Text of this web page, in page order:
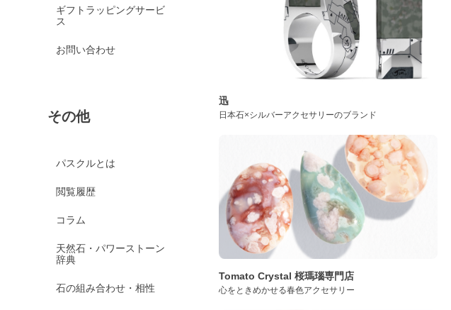
ギフトラッピングサービ
ス
お問い合わせ
その他
パスクルとは
閲覧履歴
コラム
天然石・パワーストーン
辞典
石の組み合わせ・相性
迅
日本石×シルバーアクセサリーのブランド
Tomato Crystal 桜瑪瑙専門店
心をときめかせる春色アクセサリー